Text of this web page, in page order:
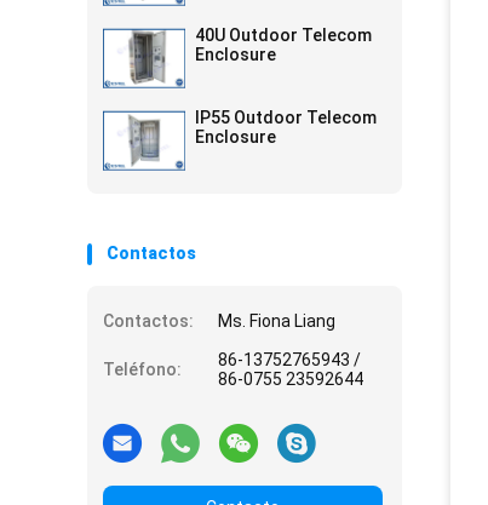
40U Outdoor Telecom
Enclosure
IP55 Outdoor Telecom
Enclosure
Contactos
Contactos: Ms. Fiona Liang
Teléfono:
86-13752765943 /
86-0755 23592644